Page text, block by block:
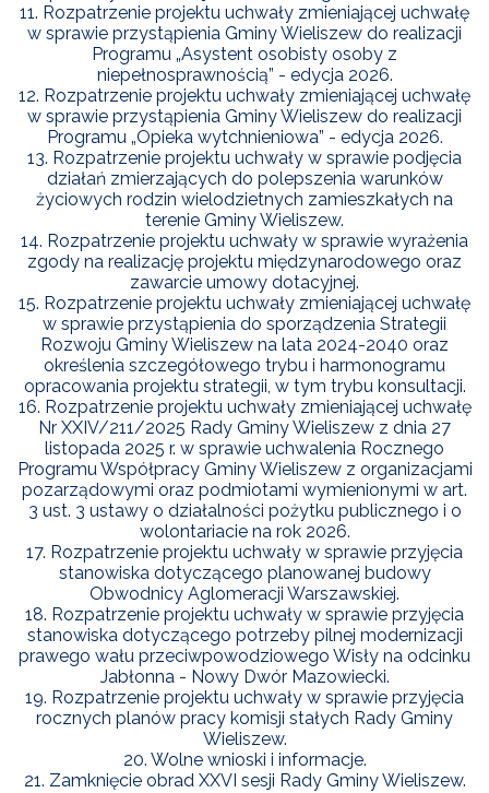
WIANKI
11. Rozpatrzenie projektu uchwały zmieniającej uchwałę
w sprawie przystąpienia Gminy Wieliszew do realizacji
Programu „Asystent osobisty osoby z
niepełnosprawnością” - edycja 2026.
12. Rozpatrzenie projektu uchwały zmieniającej uchwałę
w sprawie przystąpienia Gminy Wieliszew do realizacji
Programu „Opieka wytchnieniowa” - edycja 2026.
13. Rozpatrzenie projektu uchwały w sprawie podjęcia
działań zmierzających do polepszenia warunków
życiowych rodzin wielodzietnych zamieszkałych na
terenie Gminy Wieliszew.
14. Rozpatrzenie projektu uchwały w sprawie wyrażenia
zgody na realizację projektu międzynarodowego oraz
zawarcie umowy dotacyjnej.
15. Rozpatrzenie projektu uchwały zmieniającej uchwałę
w sprawie przystąpienia do sporządzenia Strategii
Rozwoju Gminy Wieliszew na lata 2024-2040 oraz
określenia szczegółowego trybu i harmonogramu
opracowania projektu strategii, w tym trybu konsultacji.
16. Rozpatrzenie projektu uchwały zmieniającej uchwałę
Nr XXIV/211/2025 Rady Gminy Wieliszew z dnia 27
listopada 2025 r. w sprawie uchwalenia Rocznego
Programu Współpracy Gminy Wieliszew z organizacjami
pozarządowymi oraz podmiotami wymienionymi w art.
3 ust. 3 ustawy o działalności pożytku publicznego i o
wolontariacie na rok 2026.
17. Rozpatrzenie projektu uchwały w sprawie przyjęcia
stanowiska dotyczącego planowanej budowy
Obwodnicy Aglomeracji Warszawskiej.
18. Rozpatrzenie projektu uchwały w sprawie przyjęcia
stanowiska dotyczącego potrzeby pilnej modernizacji
prawego wału przeciwpowodziowego Wisły na odcinku
Jabłonna - Nowy Dwór Mazowiecki.
19. Rozpatrzenie projektu uchwały w sprawie przyjęcia
rocznych planów pracy komisji stałych Rady Gminy
Wieliszew.
20. Wolne wnioski i informacje.
21. Zamknięcie obrad XXVI sesji Rady Gminy Wieliszew.